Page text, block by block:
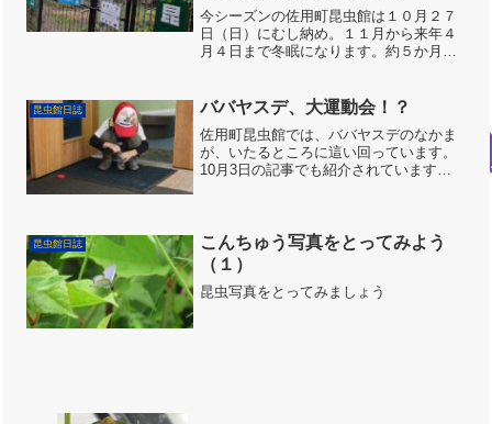
今シーズンの佐用町昆虫館は１０月２７
日（日）にむし納め。１１月から来年４
月４日まで冬眠になります。約５か月、
るので今日はスタッフが集まり「越冬準
昆虫館日誌 ババヤスデ、大運動会！？
佐用町昆虫館では、ババヤスデのなかま
が、いたるところに這い回っています。
10月3日の記事でも紹介されています
スデババヤスデは、3c...
昆虫館日誌
こんちゅう写真をとってみよう
（１）
昆虫写真をとってみましょう